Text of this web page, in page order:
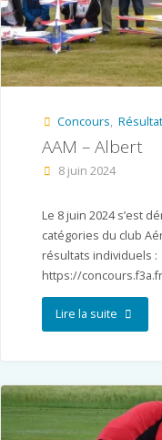
Concours,
AAM – Albert
8 juin 2024
Le 8 juin 2024 s’est
catégories du club
résultats individuels :
https://
Lire la suite"AAM